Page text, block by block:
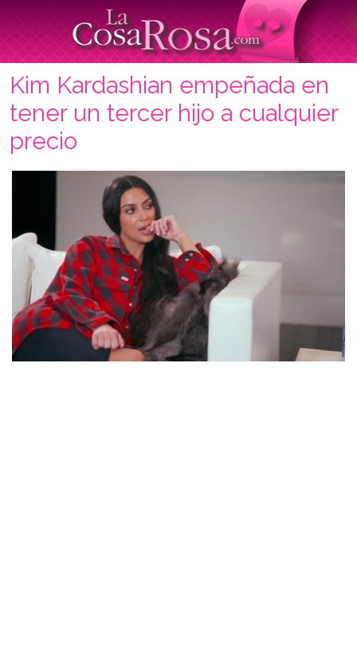
Kim Kardashian empeñada en
tener un tercer hijo a cualquier
precio